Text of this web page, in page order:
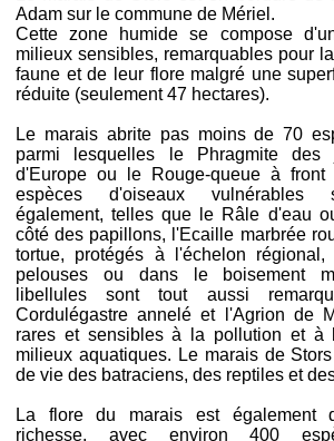
Adam sur le commune de Mériel.
Cette zone humide se compose
milieux sensibles, remarquables pour
faune et de leur flore malgré une
réduite (seulement 47 hectares).
Le marais abrite pas moins de 70
parmi lesquelles le Phragmite
d'Europe ou le Rouge-queue à front
espèces d'oiseaux vulnérables
également, telles que le Râle d'eau
côté des papillons, l'Ecaille marbrée
tortue, protégés à l'échelon
pelouses ou dans le boisement
libellules sont tout aussi
Cordulégastre annelé et l'Agrion de
rares et sensibles à la pollution et à
milieux aquatiques. Le marais de
de vie des batraciens, des reptiles et
La flore du marais est également
richesse, avec environ 400